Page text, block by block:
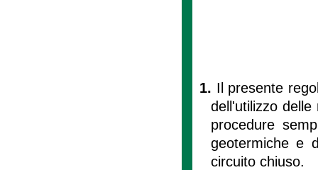
1. Il presente
dell'utilizzo
procedure
geotermiche e
circuito chiuso.